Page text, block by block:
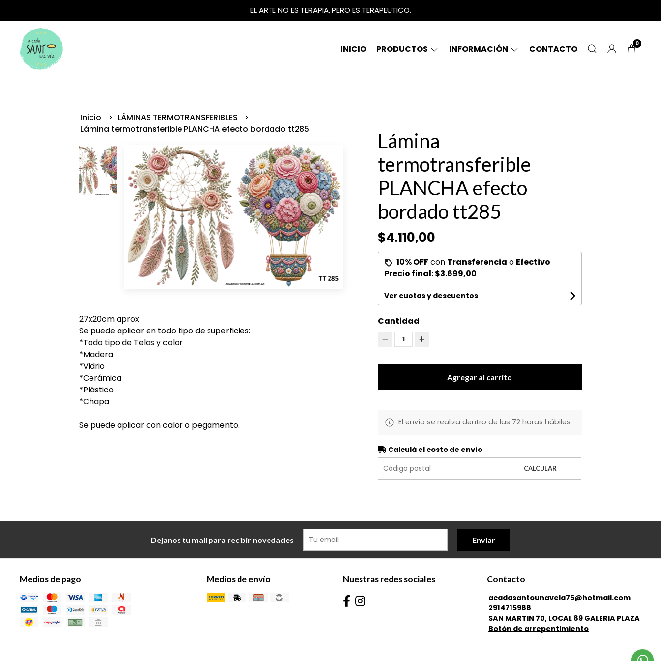
EL ARTE NO ES TERAPIA, PERO ES TERAPEUTICO.
INICIO PRODUCTOS INFORMACIÓN CONTACTO 0
Inicio
LÁMINAS TERMOTRANSFERIBLES
Lámina termotransferible PLANCHA efecto bordado tt285
27x20cm aprox
Se puede aplicar en todo tipo de superficies:
*Todo tipo de Telas y color
*Madera
*Vidrio
*Cerámica
*Plástico
*Chapa
Se puede aplicar con calor o pegamento.
Lámina
termotransferible
PLANCHA efecto
bordado tt285
$4.110,00
10% OFFcon Transferencia o Efectivo
Precio final:$3.699,00
Ver cuotas y descuentos
Cantidad
1
Agregar al carrito
El envío se realiza dentro de las 72 horas hábiles.
Calculá el costo de envío
CALCULAR
Dejanos tu mail para recibir novedades Enviar
Medios de pago Medios de envío Nuestras redes sociales Contacto
acadasantounavela75@hotmail.com
2914715988
SAN MARTIN 70, LOCAL 89 GALERIA PLAZA
Botón de arrepentimiento